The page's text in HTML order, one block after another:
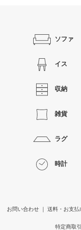
ソファ
イス
収納
雑貨
ラグ
時計
お問い合わせ ｜ 送料・お支払
特定商取